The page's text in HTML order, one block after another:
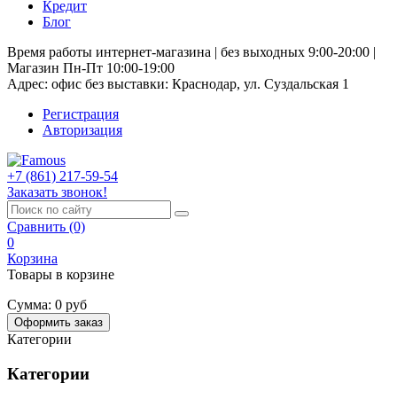
Кредит
Блог
Время работы интернет-магазина | без выходных 9:00-20:00 |
Магазин Пн-Пт 10:00-19:00
Адрес: офис без выставки: Краснодар, ул. Суздальская 1
Регистрация
Авторизация
+7 (861) 217-59-54
Заказать звонок!
Сравнить (0)
0
Корзина
Товары в корзине
Сумма: 0 руб
Оформить заказ
Категории
Категории